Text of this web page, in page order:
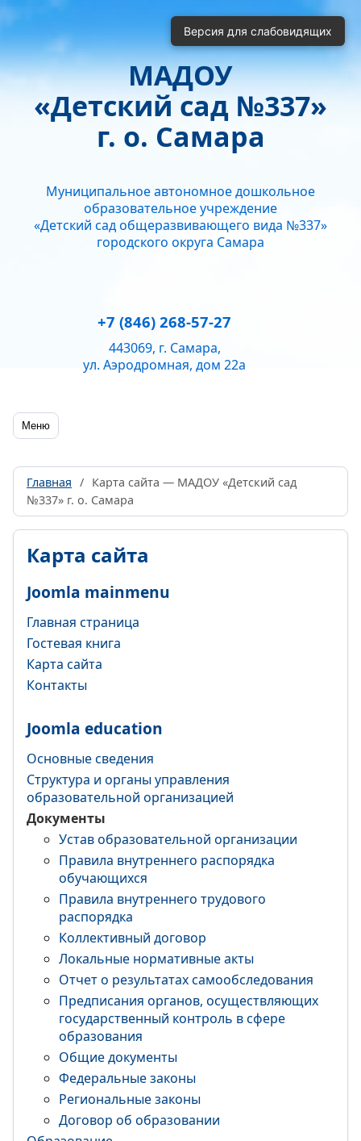
МАДОУ
«Детский сад №337»
г. о. Самара
Муниципальное автономное дошкольное
образовательное учреждение
«Детский сад общеразвивающего вида №337»
городского округа Самара
+7 (846) 268-57-27
443069, г. Самара,
ул. Аэродромная, дом 22а
Меню
Главная / Карта сайта — МАДОУ «Детский сад
№337» г. о. Самара
Карта сайта
Joomla mainmenu
Главная страница
Гостевая книга
Карта сайта
Контакты
Joomla education
Основные сведения
Структура и органы управления
образовательной организацией
Документы
Устав образовательной организации
Правила внутреннего распорядка
обучающихся
Правила внутреннего трудового
распорядка
Коллективный договор
Локальные нормативные акты
Отчет о результатах самообследования
Предписания органов, осуществляющих
государственный контроль в сфере
образования
Общие документы
Федеральные законы
Региональные законы
Договор об образовании
Версия для слабовидящих
Монохромные изображения
Отключить Flash
Кернинг
Стандартный Средний Большой
Интервал
Полуторный Двойной
Без засечек С засечками
Нормально